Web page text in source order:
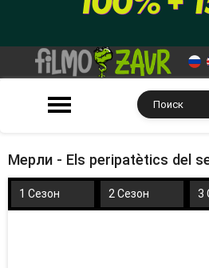
Мерли - Els peripatètics del
1 Сезон 2 Сезон 3